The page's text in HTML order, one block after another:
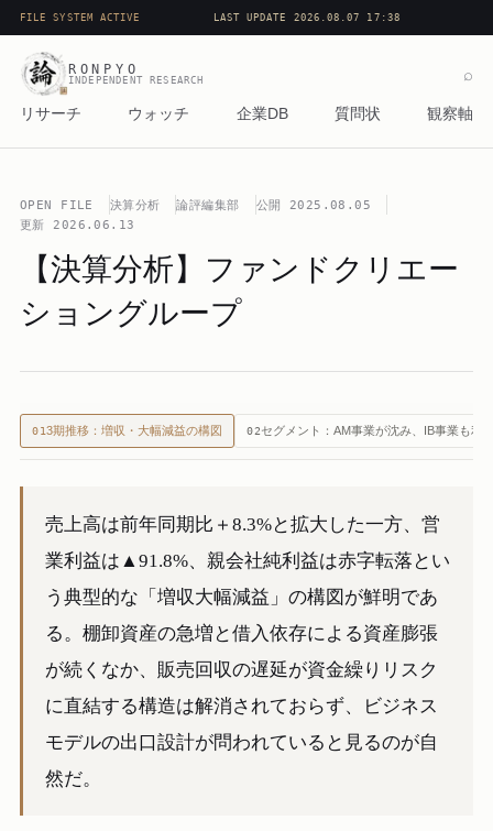
FILE SYSTEM ACTIVE LAST UPDATE 2026.08.07 17:38
RONPYO
INDEPENDENT RESEARCH
リサーチ ウォッチ 企業DB 質問状 観察軸
⌕
OPEN FILE 決算分析 論評編集部 公開 2025.08.05
更新 2026.06.13
【決算分析】ファンドクリエー
ショングループ
013期推移：増収・大幅減益の構図 02セグメント：AM事業が沈み、IB事業も利
売上高は前年同期比＋8.3%と拡大した一方、営
業利益は▲91.8%、親会社純利益は赤字転落とい
う典型的な「増収大幅減益」の構図が鮮明であ
る。棚卸資産の急増と借入依存による資産膨張
が続くなか、販売回収の遅延が資金繰りリスク
に直結する構造は解消されておらず、ビジネス
モデルの出口設計が問われていると見るのが自
然だ。